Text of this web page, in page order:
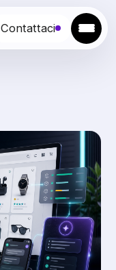
Contattaci